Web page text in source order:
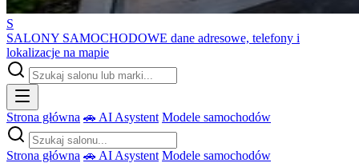
S
SALONY SAMOCHODOWE dane adresowe, telefony i
lokalizacje na mapie
Strona główna 🚗 AI Asystent Modele samochodów
Strona główna 🚗 AI Asystent Modele samochodów